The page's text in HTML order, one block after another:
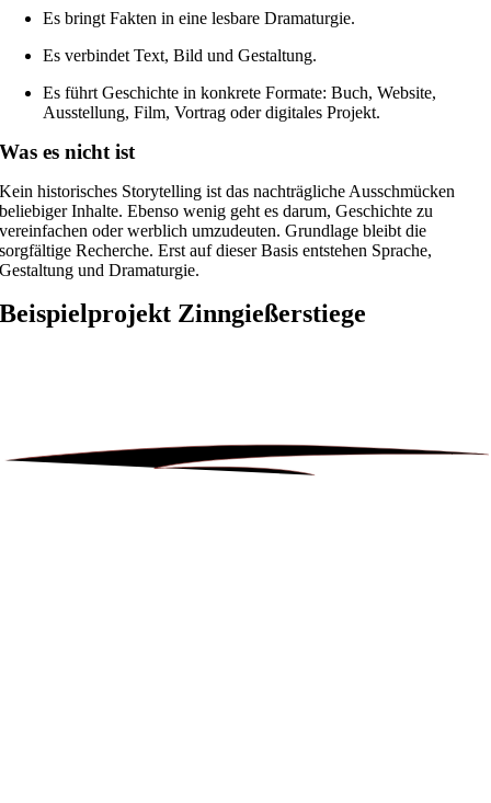
Es bringt Fakten in eine lesbare Dramaturgie.
Es verbindet Text, Bild und Gestaltung.
Es führt Geschichte in konkrete Formate: Buch, Website,
Ausstellung, Film, Vortrag oder digitales Projekt.
Was es nicht ist
Kein historisches Storytelling ist das nachträgliche Ausschmücken
beliebiger Inhalte. Ebenso wenig geht es darum, Geschichte zu
vereinfachen oder werblich umzudeuten. Grundlage bleibt die
sorgfältige Recherche. Erst auf dieser Basis entstehen Sprache,
Gestaltung und Dramaturgie.
Beispielprojekt Zinngießerstiege